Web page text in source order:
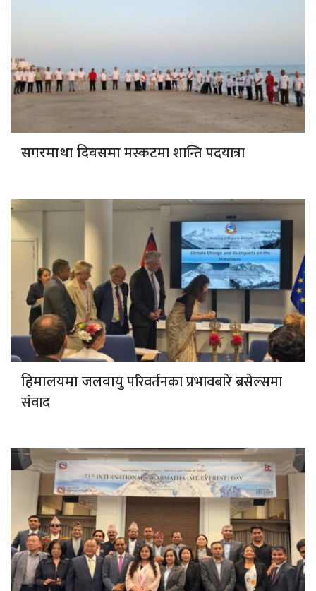
सगरमाथा दिवसमामस्कटमा शान्ति पदयात्रा
हिमालयमा जलवायुपरिवर्तनका प्रभावबारे ब्रसेल्समा
संवाद